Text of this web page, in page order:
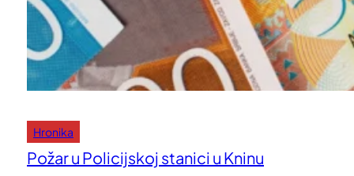
Hronika
Požar u Policijskoj stanici u Kninu